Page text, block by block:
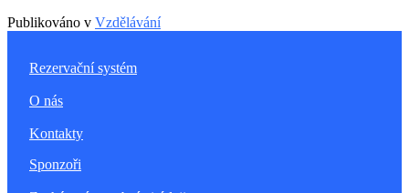
Publikováno v Vzdělávání
Rezervační systém
O nás
Kontakty
Sponzoři